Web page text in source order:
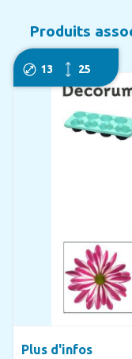
Produits
13 25
Plus d'infos